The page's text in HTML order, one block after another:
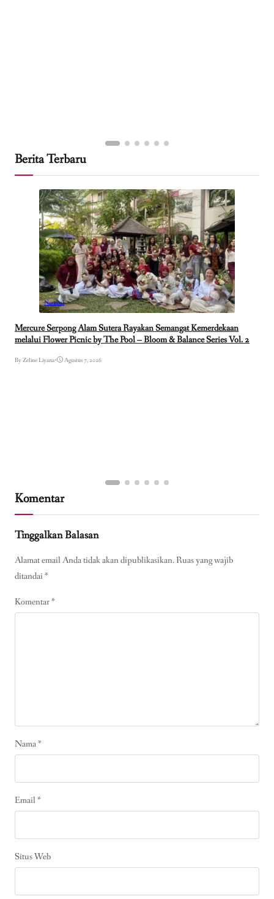
Berita Terbaru
Nasional
Mercure Serpong Alam Sutera Rayakan Semangat Kemerdekaan
melalui Flower Picnic by The Pool – Bloom & Balance Series Vol. 2
By Zeline Liyana• Agustus 7, 2026
Komentar
Tinggalkan Balasan
Alamat email Anda tidak akan dipublikasikan.Ruas yang wajib
ditandai*
Komentar*
Nama*
Email*
Situs Web